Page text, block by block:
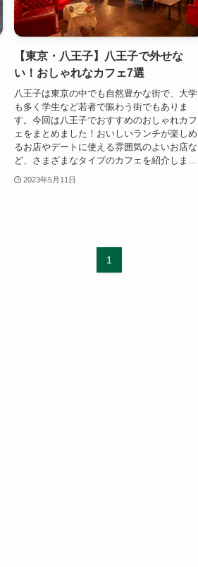
【東京・八王子】八王子で外せな
い！おしゃれなカフェ7選
八王子は東京の中でも自然豊かな街で、大学
も多く学生など若者で賑わう街でもありま
す。今回は八王子でおすすめのおしゃれカフ
ェをまとめました！おいしいランチが楽しめ
るお店やデートに使える雰囲気のよいお店な
ど、さまざまなタイプのカフェを紹介しま...
2023年5月11日
1